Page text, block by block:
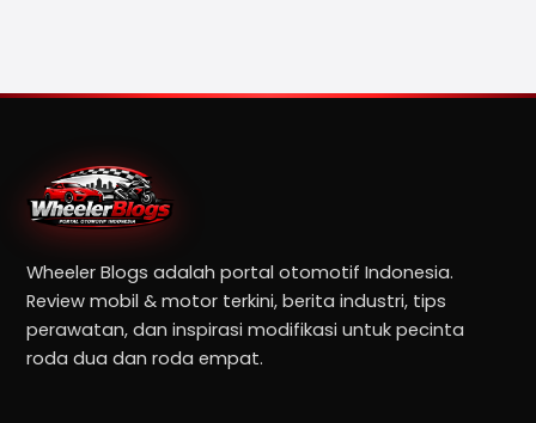
Wheeler Blogs adalah portal otomotif Indonesia.
Review mobil & motor terkini, berita industri, tips
perawatan, dan inspirasi modifikasi untuk pecinta
roda dua dan roda empat.